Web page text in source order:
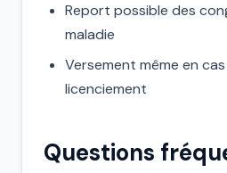
Report possible des
maladie
Versement même en
licenciement
Questions